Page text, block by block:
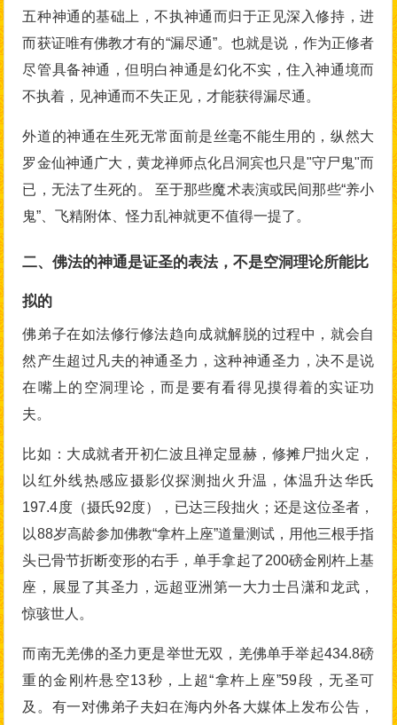
五种神通的基础上，不执神通而归于正见深入修持，进
而获证唯有佛教才有的“漏尽通”。也就是说，作为正修者
尽管具备神通，但明白神通是幻化不实，住入神通境而
不执着，见神通而不失正见，才能获得漏尽通。
外道的神通在生死无常面前是丝毫不能生用的，纵然大
罗金仙神通广大，黄龙禅师点化吕洞宾也只是"守尸鬼"而
已，无法了生死的。 至于那些魔术表演或民间那些“养小
鬼”、飞精附体、怪力乱神就更不值得一提了。
二、佛法的神通是证圣的表法，不是空洞理论所能比
拟的
佛弟子在如法修行修法趋向成就解脱的过程中，就会自
然产生超过凡夫的神通圣力，这种神通圣力，决不是说
在嘴上的空洞理论，而是要有看得见摸得着的实证功
夫。
比如：大成就者开初仁波且禅定显赫，修摊尸拙火定，
以红外线热感应摄影仪探测拙火升温，体温升达华氏
197.4度（摄氏92度），已达三段拙火；还是这位圣者，
以88岁高龄参加佛教“拿杵上座”道量测试，用他三根手指
头已骨节折断变形的右手，单手拿起了200磅金刚杵上基
座，展显了其圣力，远超亚洲第一大力士吕潇和龙武，
惊骇世人。
而南无羌佛的圣力更是举世无双，羌佛单手举起434.8磅
重的金刚杵悬空13秒，上超“拿杵上座”59段，无圣可
及。有一对佛弟子夫妇在海内外各大媒体上发布公告，